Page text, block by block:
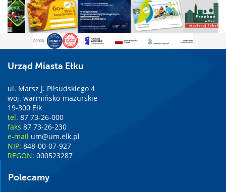
Urząd Miasta Ełku
ul. Marsz J. Piłsudskiego 4
woj. warmińsko-mazurskie
19-300 Ełk
tel. 87 73-26-000
faks 87 73-26-230
e-mail um@um.elk.pl
NIP: 848-00-07-927
REGON: 000523287
Polecamy